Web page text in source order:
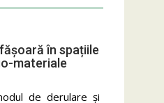
în spațiile
materiale
de derulare și